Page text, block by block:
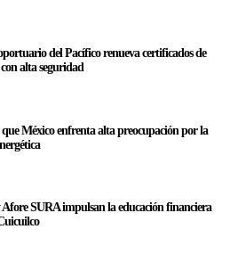
del Pacífico renueva certificados de
alta seguridad
que México enfrenta alta preocupación por la
SURA impulsan la educación financiera